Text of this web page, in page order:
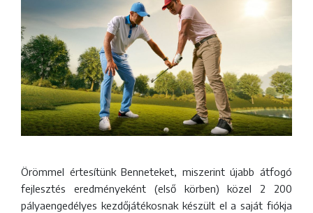
Örömmel értesítünk Benneteket, miszerint újabb átfogó
fejlesztés eredményeként (első körben) közel 2 200
pályaengedélyes kezdőjátékosnak készült el a saját fiókja